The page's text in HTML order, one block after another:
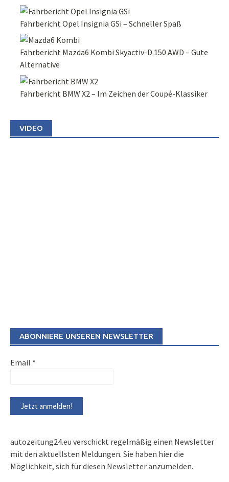
Fahrbericht Opel Insignia GSi – Schneller Spaß
Fahrbericht Mazda6 Kombi Skyactiv-D 150 AWD – Gute
Alternative
Fahrbericht BMW X2 – Im Zeichen der Coupé-Klassiker
VIDEO
ABONNIERE UNSEREN NEWSLETTER
Email *
autozeitung24.eu verschickt regelmäßig einen Newsletter
mit den aktuellsten Meldungen. Sie haben hier die
Möglichkeit, sich für diesen Newsletter anzumelden.